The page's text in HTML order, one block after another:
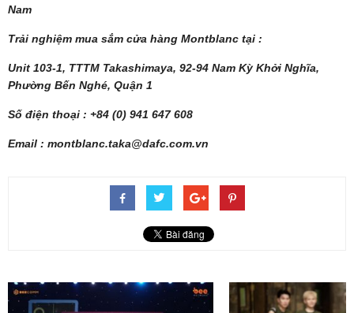
Nam
Trải nghiệm mua sắm cửa hàng Montblanc tại :
Unit 103-1, TTTM Takashimaya, 92-94 Nam Kỳ Khởi Nghĩa,
Phường Bến Nghé, Quận 1
Số điện thoại : +84 (0) 941 647 608
Email : montblanc.taka@dafc.com.vn